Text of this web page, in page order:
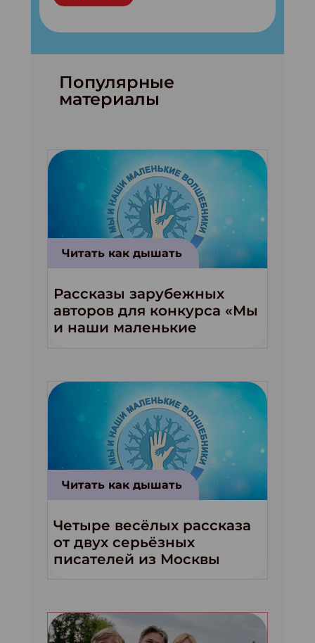
Популярные
материалы
Читать как дышать
Рассказы зарубежных
авторов для конкурса «Мы
и наши маленькие
волшебники!»
Читать как дышать
Четыре весёлых рассказа
от двух серьёзных
писателей из Москвы